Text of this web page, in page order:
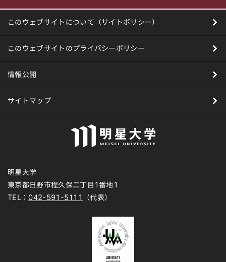
このウェブサイトについて（サイトポリシー）
このウェブサイトのプライバシーポリシー
情報公開
サイトマップ
明星大学
東京都日野市程久保二丁目1番地1
TEL： 042-591-5111 （代表）